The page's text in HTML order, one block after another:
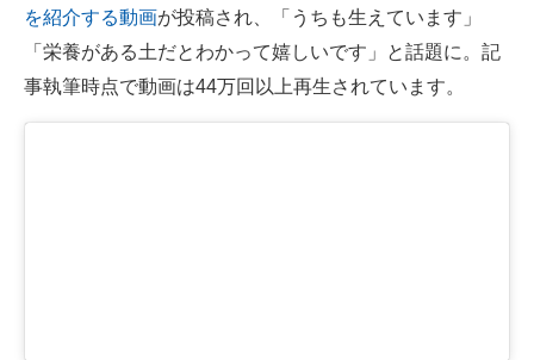
スマホと通信の最新トレンド
進化するPCとデバイスの未来
を紹介する動画が投稿され、「うちも生えています」
「栄養がある土だとわかって嬉しいです」と話題に。記
事執筆時点で動画は44万回以上再生されています。